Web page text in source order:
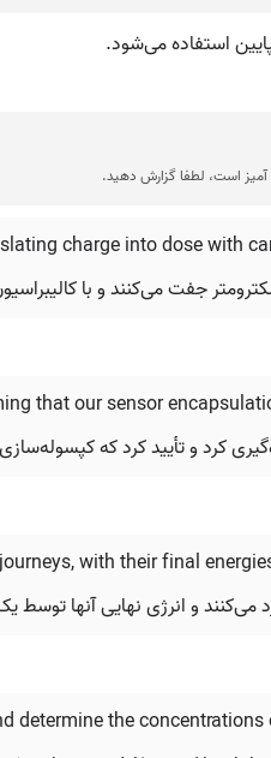
استفاده می‌شود.
است، لطفا گزارش دهید.
charge into dose with
جفت می‌کنند و با
that our sensor
کرد و تأیید کرد که
with their final
می‌کنند و انرژی نهایی آنها
determine the